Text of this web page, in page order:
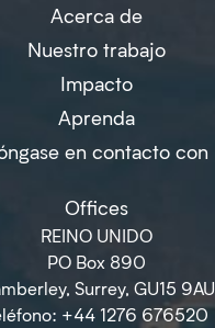
Acerca de
Nuestro trabajo
Impacto
Aprenda
en contacto con
Offices
REINO UNIDO
PO Box 890
Surrey, GU15 9AU
+44 1276 676520